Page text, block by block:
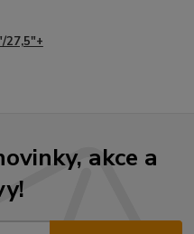
27,5"+
akce a